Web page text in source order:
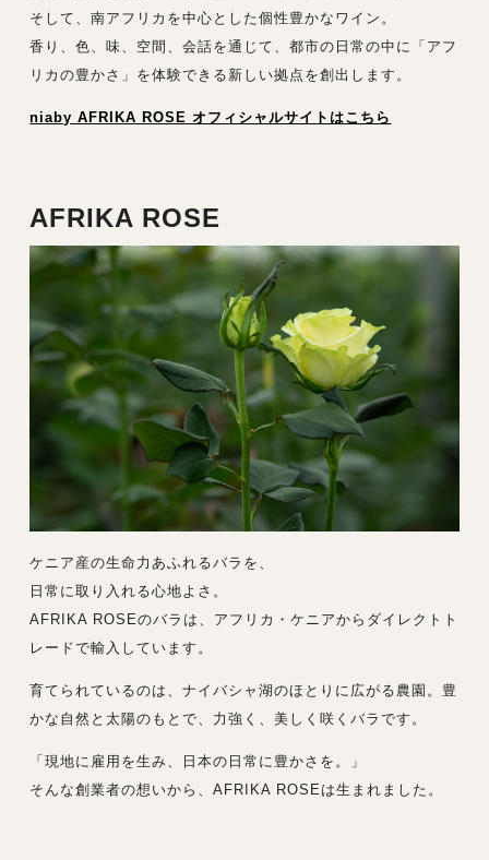
そして、南アフリカを中心とした個性豊かなワイン。
香り、色、味、空間、会話を通じて、都市の日常の中に「アフ
リカの豊かさ」を体験できる新しい拠点を創出します。
niaby AFRIKA ROSE オフィシャルサイトはこちら
AFRIKA ROSE
ケニア産の生命力あふれるバラを、
日常に取り入れる心地よさ。
AFRIKA ROSEのバラは、アフリカ・ケニアからダイレクトト
レードで輸入しています。
育てられているのは、ナイバシャ湖のほとりに広がる農園。豊
かな自然と太陽のもとで、力強く、美しく咲くバラです。
「現地に雇用を生み、日本の日常に豊かさを。」
そんな創業者の想いから、AFRIKA ROSEは生まれました。